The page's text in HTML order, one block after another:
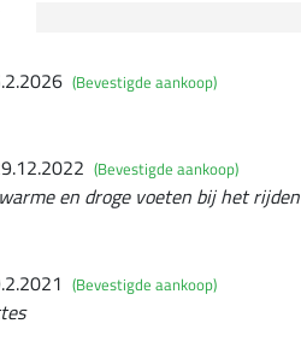
(Bevestigde aankoop)
(Bevestigde aankoop)
en droge voeten bij het
(Bevestigde aankoop)